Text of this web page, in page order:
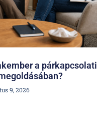
a párkapcsolati
9, 2026